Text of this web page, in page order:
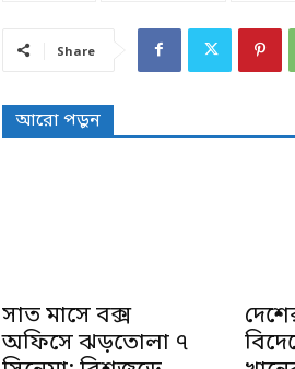
Share
আরো পড়ুন
সাত মাসে বক্স
অফিসে ঝড়তোলা ৭